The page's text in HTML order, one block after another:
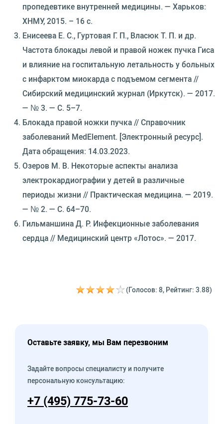
пропедевтике внутренней медицины. — Харьков:
ХНМУ, 2015. – 16 с.
Енисеева Е. С., Гуртовая Г. П., Власюк Т. П. и др.
Частота блокады левой и правой ножек пучка Гиса
и влияние на госпитальную летальность у больных
с инфарктом миокарда с подъемом сегмента //
Сибирский медицинский журнал (Иркутск). — 2017.
— № 3. — С. 5–7.
Блокада правой ножки пучка // Справочник
заболеваний MedElement. [Электронный ресурс].
Дата обращения: 14.03.2023.
Озеров М. В. Некоторые аспекты анализа
электрокардиографии у детей в различные
периоды жизни // Практическая медицина. — 2019.
— № 2. — C. 64–70.
Гильманшина Д. Р. Инфекционные заболевания
сердца // Медицинский центр «Лотос». — 2017.
(Голосов: 8, Рейтинг: 3.88)
Оставьте заявку, мы Вам перезвоним
Задайте вопросы специалисту и получите
персональную консультацию:
+7 (495) 775-73-60